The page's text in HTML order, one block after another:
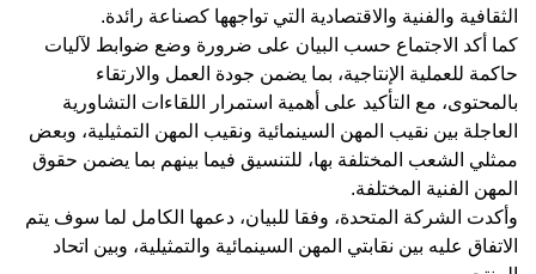
والفنية والاقتصادية التي تواجهها كصناعة رائدة.
الاجتماع حسب البيان على ضرورة وضع ضوابط لآليات
للعملية الإنتاجية، بما يضمن جودة العمل والارتقاء
مع التأكيد على أهمية استمرار اللقاءات التشاورية
بين نقيب المهن السينمائية ونقيب المهن التمثيلية، وبعض
الشعب المختلفة بها، للتنسيق فيما بينهم بما يضمن حقوق
الفنية المختلفة.
الشركة المتحدة، وفقا للبيان، دعمها الكامل لما سوف يتم
عليه بين نقابتي المهن السينمائية والتمثيلية، وبين اتحاد